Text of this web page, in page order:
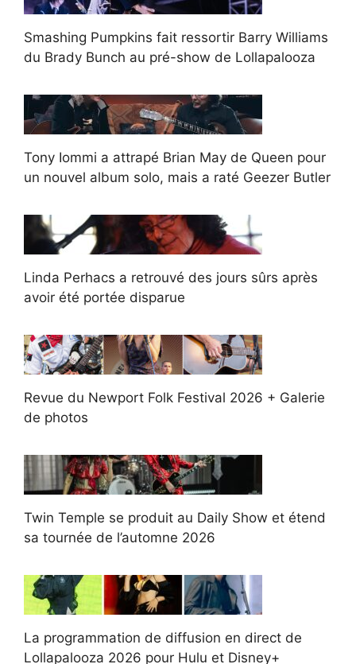
Smashing Pumpkins fait ressortir Barry Williams
du Brady Bunch au pré-show de Lollapalooza
Tony Iommi a attrapé Brian May de Queen pour
un nouvel album solo, mais a raté Geezer Butler
Linda Perhacs a retrouvé des jours sûrs après
avoir été portée disparue
Revue du Newport Folk Festival 2026 + Galerie
de photos
Twin Temple se produit au Daily Show et étend
sa tournée de l’automne 2026
La programmation de diffusion en direct de
Lollapalooza 2026 pour Hulu et Disney+